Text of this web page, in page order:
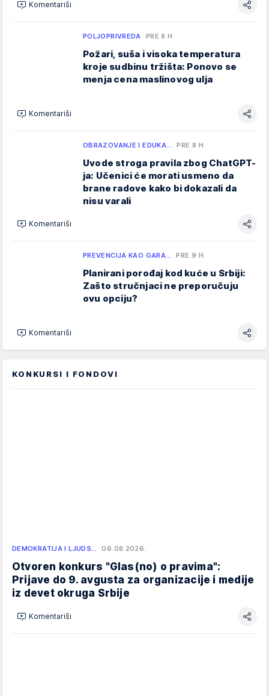
Komentariši
POLJOPRIVREDA PRE 8 H
Požari, suša i visoka temperatura
kroje sudbinu tržišta: Ponovo se
menja cena maslinovog ulja
Komentariši
OBRAZOVANJE I EDUKA… PRE 8 H
Uvode stroga pravila zbog ChatGPT-
ja: Učenici će morati usmeno da
brane radove kako bi dokazali da
nisu varali
Komentariši
PREVENCIJA KAO GARA… PRE 9 H
Planirani porođaj kod kuće u Srbiji:
Zašto stručnjaci ne preporučuju
ovu opciju?
Komentariši
KONKURSI I FONDOVI
DEMOKRATIJA I LJUDS… 06.08.2026.
Otvoren konkurs "Glas(no) o pravima":
Prijave do 9. avgusta za organizacije i medije
iz devet okruga Srbije
Komentariši